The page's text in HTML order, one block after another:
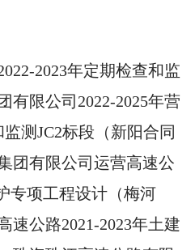
2023年定期检查和监
有限公司2022-2025年营
测JC2标段（新阳合同
团有限公司运营高速公
专项工程设计（梅河
速公路2021-2023年土建